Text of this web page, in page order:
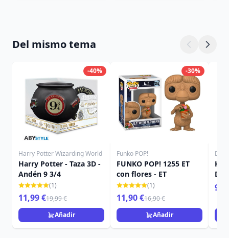
Del mismo tema
-40%
Harry Potter Wizarding World
Harry Potter - Taza 3D -
Andén 9 3/4
(1)
11,99 €19,99 €
Añadir
-30%
Funko POP!
FUNKO POP! 1255 ET
con flores - ET
(1)
11,90 €16,90 €
Añadir
KIT